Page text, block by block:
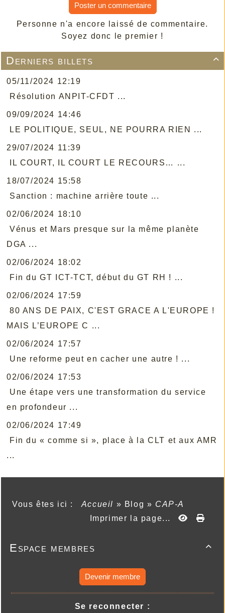

Derniers billets
05/11/2024 12:19
Résolution ANPIT-CFDT ...
09/09/2024 14:46
LE POLITIQUE, SEUL, NE POURRA RIEN ...
29/07/2024 11:39
IL COURT, IL COURT LE RECOURS… ...
18/07/2024 15:58
Sanction : machine arrière toute ...
02/06/2024 18:10
Vénus et Mars presque sur la même planète
DGA ...
02/06/2024 18:02
Fin du GT ICT-TCT, début du GT RH ! ...
02/06/2024 17:59
80 ANS DE PAIX, C'EST GRACE A L'EUROPE !
MAIS L’EUROPE C ...
02/06/2024 17:57
Une reforme peut en cacher une autre ! ...
02/06/2024 17:53
Une étape vers une transformation du service
en profondeur ...
02/06/2024 17:49
Fin du « comme si », place à la CLT et aux AMR
...
Poster un commentaire
Personne n'a encore laissé de commentaire.
Soyez donc le premier !
Vous êtes ici : Accueil » Blog » CAP-A
Imprimer la page...

Espace membres
Devenir membre
Se reconnecter :